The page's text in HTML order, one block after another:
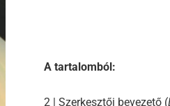
A tartalomból:
2 | Szerkesztői bevezető (